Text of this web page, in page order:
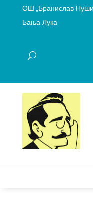
ОШ „Бранислав
Бања Лука